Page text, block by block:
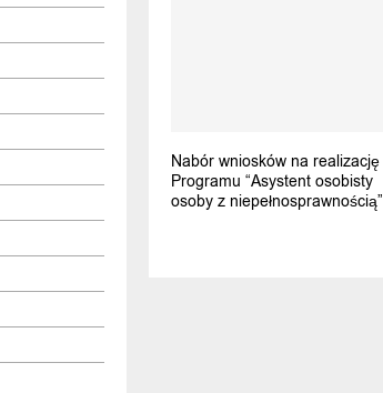
Nabór wniosków na realizację
Programu “Asystent osobisty
osoby z niepełnosprawnością”